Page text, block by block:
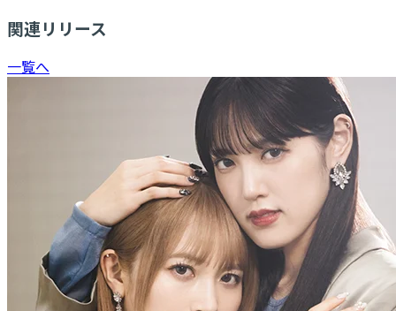
関連リリース
一覧へ